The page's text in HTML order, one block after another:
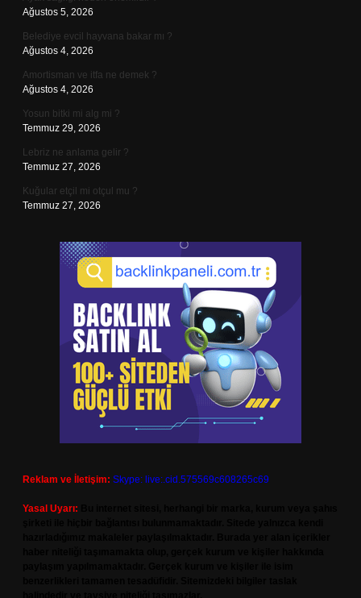
Ağustos 5, 2026
Belediye evcil hayvana bakar mı ?
Ağustos 4, 2026
Amortisman ve itfa ne demek ?
Ağustos 4, 2026
Yosun bitki mi alg mi ?
Temmuz 29, 2026
Lebriz ne anlama gelir ?
Temmuz 27, 2026
Kuğular etçil mi otçul mu ?
Temmuz 27, 2026
Reklam ve İletişim: Skype: live:.cid.575569c608265c69
Yasal Uyarı: